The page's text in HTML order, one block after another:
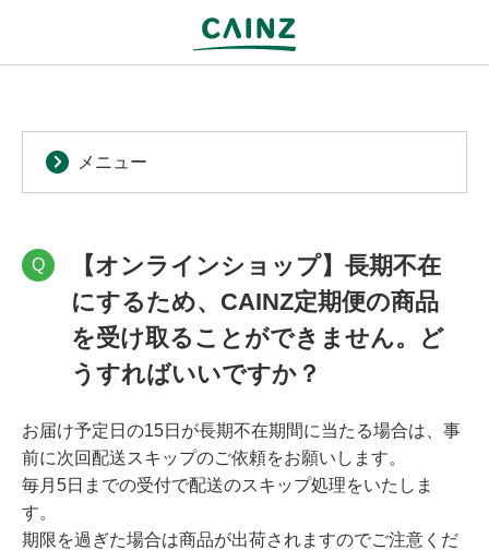
メニュー
Q
【オンラインショップ】長期不在
にするため、CAINZ定期便の商品
を受け取ることができません。ど
うすればいいですか？
お届け予定日の15日が長期不在期間に当たる場合は、事
前に次回配送スキップのご依頼をお願いします。
毎月5日までの受付で配送のスキップ処理をいたしま
す。
期限を過ぎた場合は商品が出荷されますのでご注意くだ